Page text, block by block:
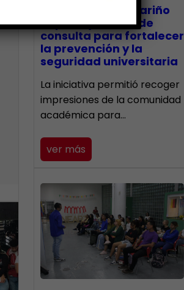
CECA Santiago Mariño
impulsó jornada de
consulta para fortalecer
la prevención y la
seguridad universitaria
La iniciativa permitió recoger
impresiones de la comunidad
académica para…
ver más